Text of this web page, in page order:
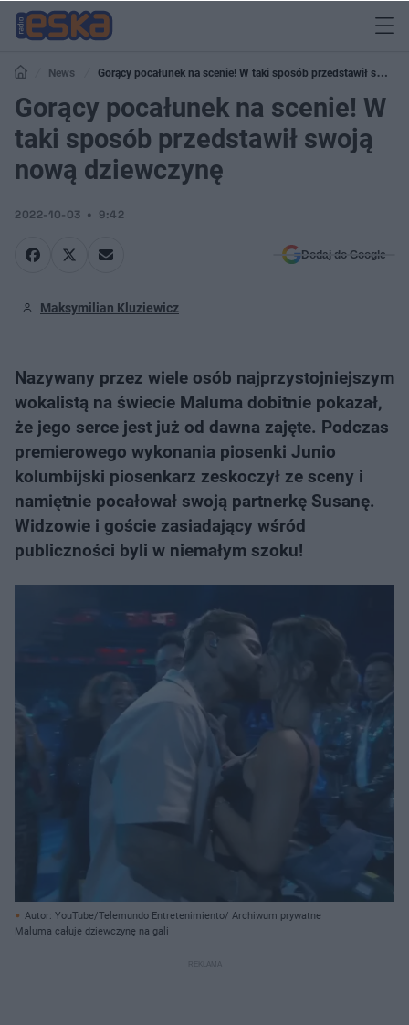
News
Gorący pocałunek na scenie! W taki sposób przedstawił swoją
nową dziewczynę
Gorący pocałunek na scenie! W
taki sposób przedstawił swoją
nową dziewczynę
2022-10-03 9:42
Dodaj do Google
Maksymilian Kluziewicz
Nazywany przez wiele osób najprzystojniejszym
wokalistą na świecie Maluma dobitnie pokazał,
że jego serce jest już od dawna zajęte. Podczas
premierowego wykonania piosenki Junio
kolumbijski piosenkarz zeskoczył ze sceny i
namiętnie pocałował swoją partnerkę Susanę.
Widzowie i goście zasiadający wśród
publiczności byli w niemałym szoku!
Autor: YouTube/Telemundo Entretenimiento/ Archiwum prywatne
Maluma całuje dziewczynę na gali